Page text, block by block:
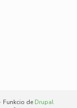
· Funkcio de Drupal